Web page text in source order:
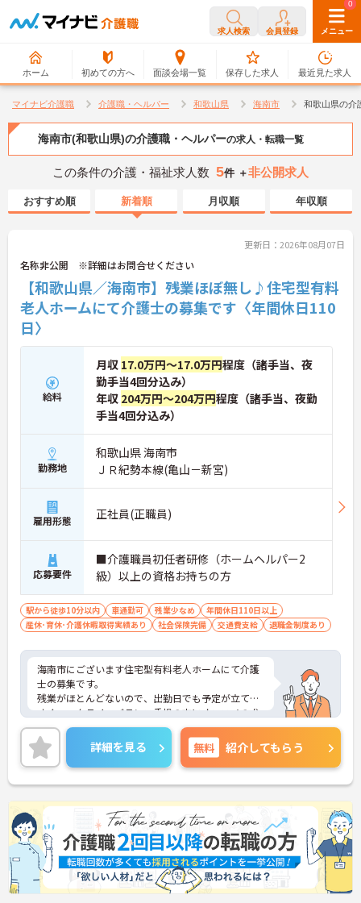
求人検索 会員登録 メニュー
ホーム 初めての方へ 面談会場一覧
0
保存した求人
0
最近見た求人
マイナビ介護職 介護職・ヘルパー 和歌山県 海南市 和歌山県の介
海南市(和歌山県)の介護職・ヘルパーの求人・転職一覧
この条件の介護・福祉求人数 5件 ＋非公開求人
おすすめ順 新着順 月収順 年収順
更新日：2026年08月07日
名称非公開 ※詳細はお問合せください
【和歌山県／海南市】残業ほぼ無し♪住宅型有料
老人ホームにて介護士の募集です〈年間休日110
日〉
給料
月収 17.0万円～17.0万円程度（諸手当、夜
勤手当4回分込み）
年収 204万円～204万円程度（諸手当、夜勤
手当4回分込み）
勤務地
和歌山県 海南市
ＪＲ紀勢本線(亀山－新宮)
雇用形態 正社員(正職員)
応募要件
■介護職員初任者研修（ホームヘルパー2
級）以上の資格お持ちの方
駅から徒歩10分以内 車通勤可 残業少なめ
年間休日110日以上
産休･育休･介護休暇取得実績あり
社会保険完備 交通費支給 退職金制度あり
海南市にございます住宅型有料老人ホームにて介護
士の募集です。
残業がほとんどないので、出勤日でも予定が立てや
すくワークライフバランス重視の方にオススメの求
人♪
年間休日も110日以上としっかり取得できるので、
働きやすく長く続けやすい環境ですよ★
ご興味ある方には、面接対策ポイントなど、さらに
詳細をお話しいたしますのでお気軽にご相談くださ
い。
詳細を見る 無料 紹介してもらう